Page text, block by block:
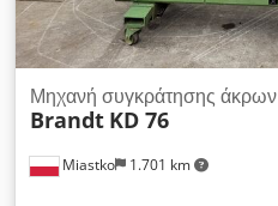
Miastko 1.701 km
Μηχανή συγκράτησης άκρων
Brandt KD 76